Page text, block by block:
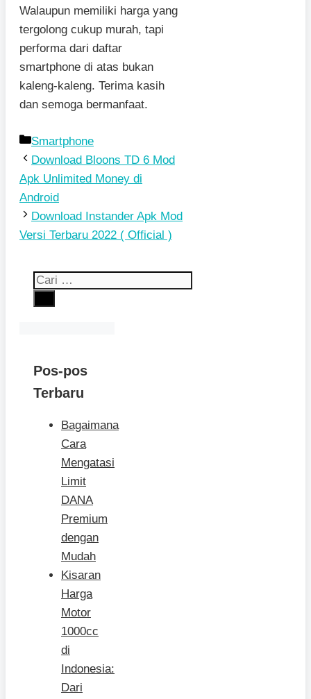
Walaupun memiliki harga yang
tergolong cukup murah, tapi
performa dari daftar
smartphone di atas bukan
kaleng-kaleng. Terima kasih
dan semoga bermanfaat.
Kategori
Smartphone
Download Bloons TD 6 Mod
Apk Unlimited Money di
Android
Download Instander Apk Mod
Versi Terbaru 2022 ( Official )
Cari
Pos-pos
Terbaru
Bagaimana
Cara
Mengatasi
Limit
DANA
Premium
dengan
Mudah
Kisaran
Harga
Motor
1000cc
di
Indonesia:
Dari